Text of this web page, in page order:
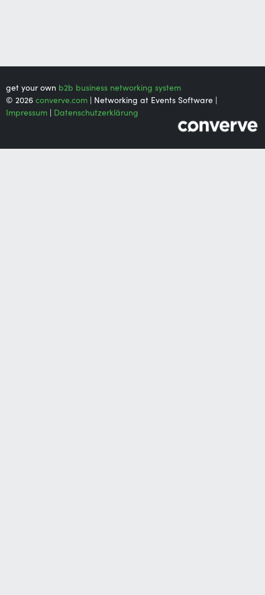
get your own b2b business networking system
© 2026 converve.com | Networking at Events Software |
Impressum | Datenschutzerklärung